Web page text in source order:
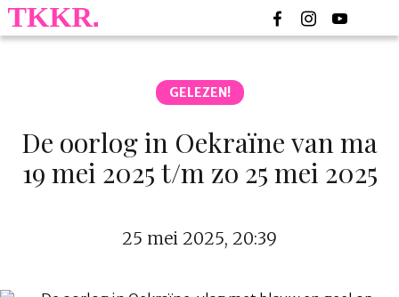
GELEZEN!
De oorlog in Oekraïne van ma
19 mei 2025 t/m zo 25 mei 2025
25 mei 2025, 20:39